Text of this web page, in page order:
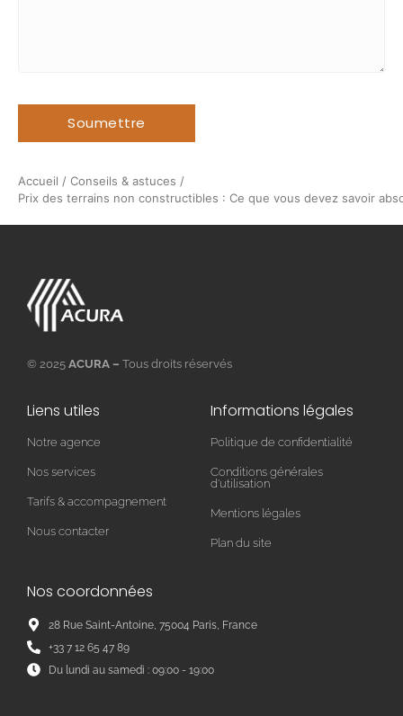
Accueil / Conseils & astuces /
Prix des terrains non constructibles : Ce que vous devez savoir
© 2025 ACURA – Tous droits réservés
Liens utiles
Notre agence
Nos services
Tarifs & accompagnement
Nous contacter
Informations légales
Politique de confidentialité
Conditions générales
d'utilisation
Mentions légales
Plan du site
Nos coordonnées
28 Rue Saint-Antoine, 75004 Paris, France
+33 7 12 65 47 89
Du lundi au samedi : 09:00 - 19:00